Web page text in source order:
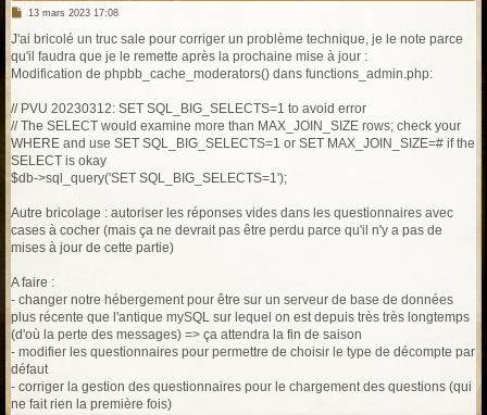
M
s
s
a
g
13 mars 2023 17:08
J'ai bricolé un truc sale pour corriger un problème technique, je le note parce
qu'il faudra que je le remette après la prochaine mise à jour :
Modification de phpbb_cache_moderators() dans functions_admin.php:
// PVU 20230312: SET SQL_BIG_SELECTS=1 to avoid error
// The SELECT would examine more than MAX_JOIN_SIZE rows; check your
WHERE and use SET SQL_BIG_SELECTS=1 or SET MAX_JOIN_SIZE=# if the
SELECT is okay
$db->sql_query('SET SQL_BIG_SELECTS=1');
Autre bricolage : autoriser les réponses vides dans les questionnaires avec
cases à cocher (mais ça ne devrait pas être perdu parce qu'il n'y a pas de
mises à jour de cette partie)
A faire :
- changer notre hébergement pour être sur un serveur de base de données
plus récente que l'antique mySQL sur lequel on est depuis très très longtemps
(d'où la perte des messages) => ça attendra la fin de saison
- modifier les questionnaires pour permettre de choisir le type de décompte par
défaut
- corriger la gestion des questionnaires pour le chargement des questions (qui
ne fait rien la première fois)